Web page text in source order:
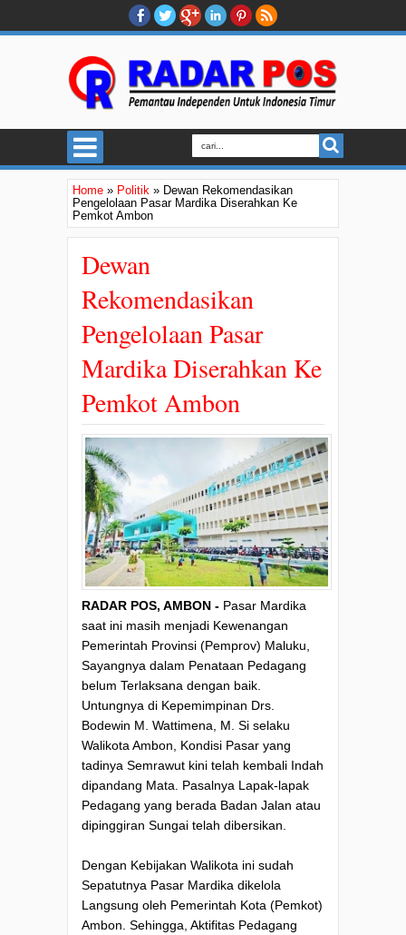
Home » Politik » Dewan Rekomendasikan
Pengelolaan Pasar Mardika Diserahkan Ke
Pemkot Ambon
Dewan
Rekomendasikan
Pengelolaan Pasar
Mardika Diserahkan Ke
Pemkot Ambon
RADAR POS, AMBON - Pasar Mardika
saat ini masih menjadi Kewenangan
Pemerintah Provinsi (Pemprov) Maluku,
Sayangnya dalam Penataan Pedagang
belum Terlaksana dengan baik.
Untungnya di Kepemimpinan Drs.
Bodewin M. Wattimena, M. Si selaku
Walikota Ambon, Kondisi Pasar yang
tadinya Semrawut kini telah kembali Indah
dipandang Mata. Pasalnya Lapak-lapak
Pedagang yang berada Badan Jalan atau
dipinggiran Sungai telah dibersikan.
Dengan Kebijakan Walikota ini sudah
Sepatutnya Pasar Mardika dikelola
Langsung oleh Pemerintah Kota (Pemkot)
Ambon. Sehingga, Aktifitas Pedagang